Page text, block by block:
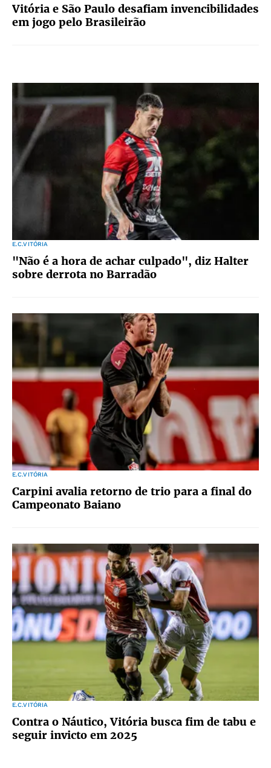
Vitória e São Paulo desafiam invencibilidades
em jogo pelo Brasileirão
E.C.VITÓRIA
"Não é a hora de achar culpado", diz Halter
sobre derrota no Barradão
E.C.VITÓRIA
Carpini avalia retorno de trio para a final do
Campeonato Baiano
E.C.VITÓRIA
Contra o Náutico, Vitória busca fim de tabu e
seguir invicto em 2025